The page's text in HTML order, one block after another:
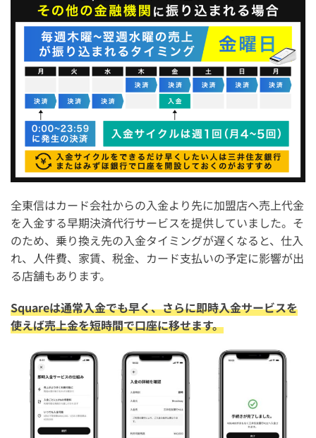
全東信はカード会社からの入金より先に加盟店へ売上代金
を入金する早期決済代行サービスを提供していました。そ
のため、乗り換え先の入金タイミングが遅くなると、仕入
れ、人件費、家賃、税金、カード支払いの予定に影響が出
る店舗もあります。
Squareは通常入金でも早く、さらに即時入金サービスを
使えば売上金を短時間で口座に移せます。